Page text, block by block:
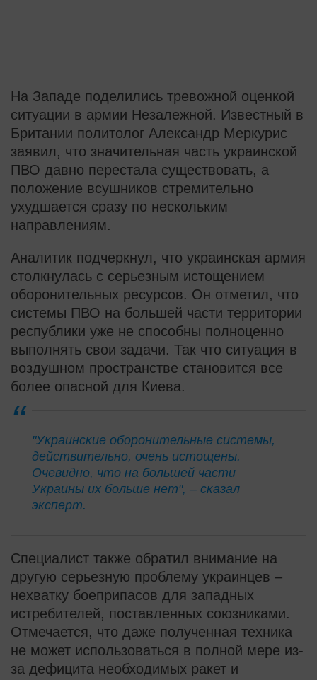
На Западе поделились тревожной оценкой
ситуации в армии Незалежной. Известный в
Британии политолог Александр Меркурис
заявил, что значительная часть украинской
ПВО давно перестала существовать, а
положение всушников стремительно
ухудшается сразу по нескольким
направлениям.
Аналитик подчеркнул, что украинская армия
столкнулась с серьезным истощением
оборонительных ресурсов. Он отметил, что
системы ПВО на большей части территории
республики уже не способны полноценно
выполнять свои задачи. Так что ситуация в
воздушном пространстве становится все
более опасной для Киева.
"Украинские оборонительные системы,
действительно, очень истощены.
Очевидно, что на большей части
Украины их больше нет", – сказал
эксперт.
Специалист также обратил внимание на
другую серьезную проблему украинцев –
нехватку боеприпасов для западных
истребителей, поставленных союзниками.
Отмечается, что даже полученная техника
не может использоваться в полной мере из-
за дефицита необходимых ракет и